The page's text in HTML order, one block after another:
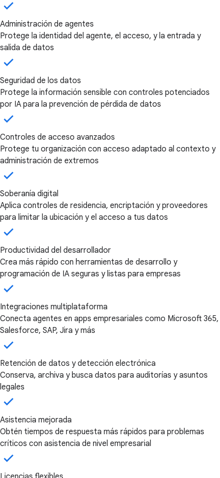
Administración de agentes
Protege la identidad del agente, el acceso, y la entrada y
salida de datos
Seguridad de los datos
Protege la información sensible con controles potenciados
por IA para la prevención de pérdida de datos
Controles de acceso avanzados
Protege tu organización con acceso adaptado al contexto y
administración de extremos
Soberanía digital
Aplica controles de residencia, encriptación y proveedores
para limitar la ubicación y el acceso a tus datos
Productividad del desarrollador
Crea más rápido con herramientas de desarrollo y
programación de IA seguras y listas para empresas
Integraciones multiplataforma
Conecta agentes en apps empresariales como Microsoft 365,
Salesforce, SAP, Jira y más
Retención de datos y detección electrónica
Conserva, archiva y busca datos para auditorías y asuntos
legales
Asistencia mejorada
Obtén tiempos de respuesta más rápidos para problemas
críticos con asistencia de nivel empresarial